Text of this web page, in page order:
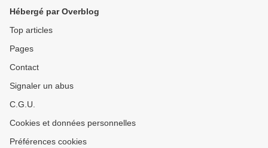
Hébergé par Overblog
Top articles
Pages
Contact
Signaler un abus
C.G.U.
Cookies et données personnelles
Préférences cookies